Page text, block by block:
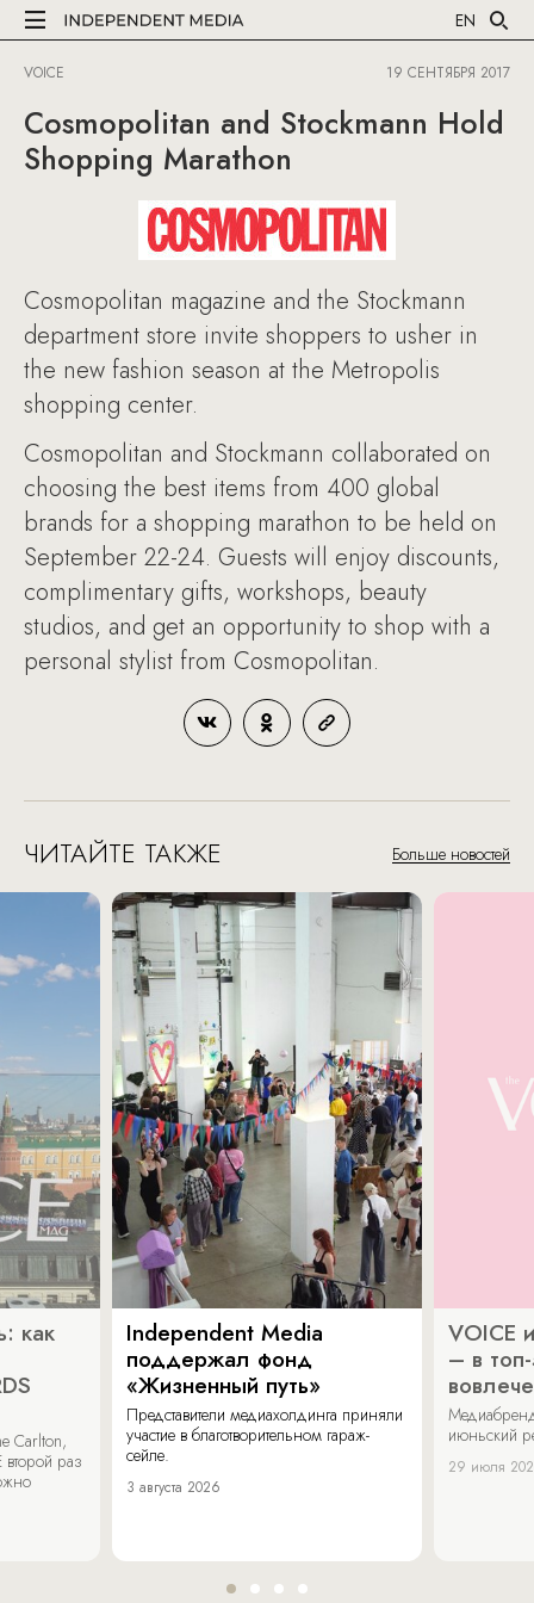
EN
VOICE 19 СЕНТЯБРЯ 2017
Cosmopolitan and Stockmann Hold
Shopping Marathon
Cosmopolitan magazine and the Stockmann
department store invite shoppers to usher in
the new fashion season at the Metropolis
shopping center.
Cosmopolitan and Stockmann collaborated on
choosing the best items from 400 global
brands for a shopping marathon to be held on
September 22-24. Guests will enjoy discounts,
complimentary gifts, workshops, beauty
studios, and get an opportunity to shop with a
personal stylist from Cosmopolitan.
ЧИТАЙТЕ ТАКЖЕ Больше новостей
как
Carlton,
раз
Independent Media
поддержал фонд
«Жизненный путь»
Представители медиахолдинга приняли
участие в благотворительном гараж-
сейле.
3 августа 2026
VOICE
– в
июньский
29 июля